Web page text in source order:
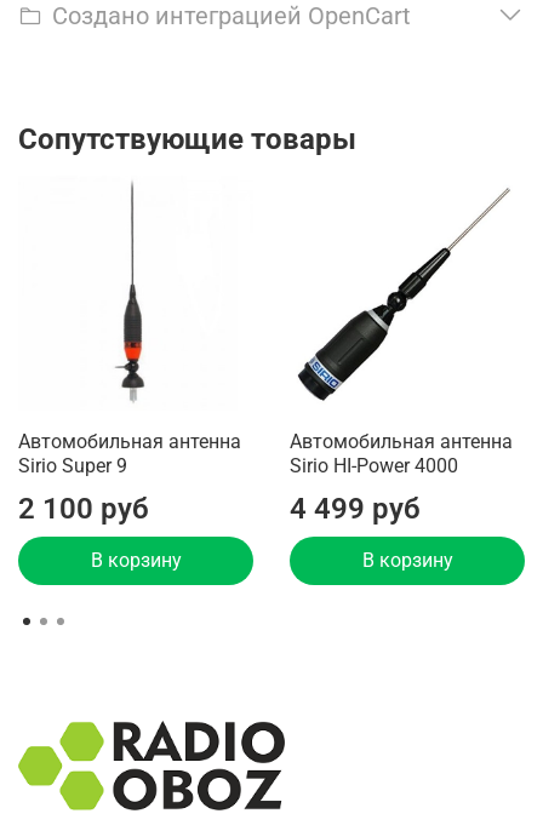
Создано интеграцией OpenCart
Сопутствующие товары
Автомобильная антенна
Sirio Super 9
2 100 руб
В корзину
Автомобильная антенна
Sirio HI-Power 4000
4 499 руб
В корзину